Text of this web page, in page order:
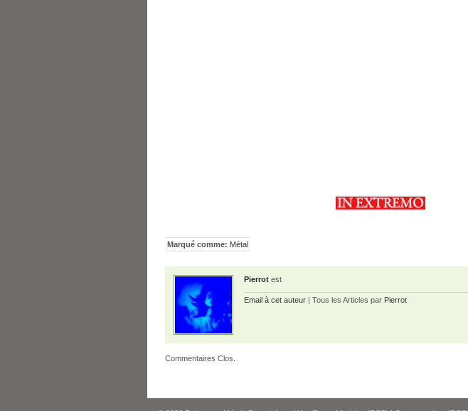
Marqué comme: Métal
Pierrot est
Email à cet auteur | Tous les Articles par Pierrot
Commentaires Clos.